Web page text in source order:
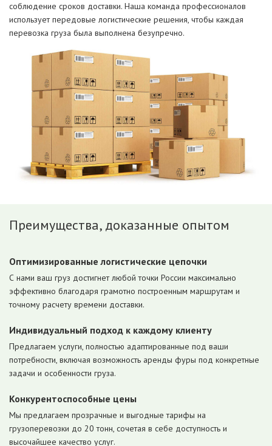
соблюдение сроков доставки. Наша команда профессионалов
использует передовые логистические решения, чтобы каждая
перевозка груза была выполнена безупречно.
Преимущества, доказанные опытом
Оптимизированные логистические цепочки
С нами ваш груз достигнет любой точки России максимально
эффективно благодаря грамотно построенным маршрутам и
точному расчету времени доставки.
Индивидуальный подход к каждому клиенту
Предлагаем услуги, полностью адаптированные под ваши
потребности, включая возможность аренды фуры под конкретные
задачи и особенности груза.
Конкурентоспособные цены
Мы предлагаем прозрачные и выгодные тарифы на
грузоперевозки до 20 тонн, сочетая в себе доступность и
высочайшее качество услуг.